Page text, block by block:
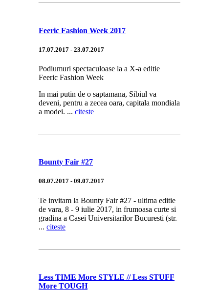
Feeric Fashion Week 2017
17.07.2017 - 23.07.2017
Podiumuri spectaculoase la a X-a editie
Feeric Fashion Week
In mai putin de o saptamana, Sibiul va
deveni, pentru a zecea oara, capitala mondiala
a modei. ... citeste
Bounty Fair #27
08.07.2017 - 09.07.2017
Te invitam la Bounty Fair #27 - ultima editie
de vara, 8 - 9 iulie 2017, in frumoasa curte si
gradina a Casei Universitarilor Bucuresti (str.
... citeste
Less TIME More STYLE // Less STUFF
More TOUGH